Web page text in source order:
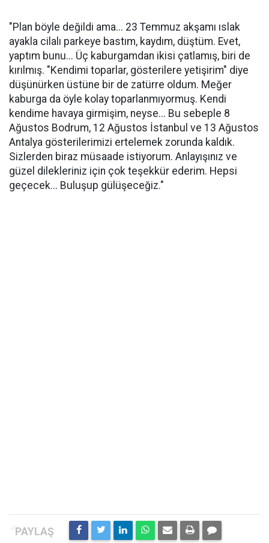
"Plan böyle değildi ama... 23 Temmuz akşamı ıslak
ayakla cilalı parkeye bastım, kaydım, düştüm. Evet,
yaptım bunu... Üç kaburgamdan ikisi çatlamış, biri de
kırılmış. "Kendimi toparlar, gösterilere yetişirim" diye
düşünürken üstüne bir de zatürre oldum. Meğer
kaburga da öyle kolay toparlanmıyormuş. Kendi
kendime havaya girmişim, neyse... Bu sebeple 8
Ağustos Bodrum, 12 Ağustos İstanbul ve 13 Ağustos
Antalya gösterilerimizi ertelemek zorunda kaldık.
Sizlerden biraz müsaade istiyorum. Anlayışınız ve
güzel dilekleriniz için çok teşekkür ederim. Hepsi
geçecek... Buluşup gülüşeceğiz."